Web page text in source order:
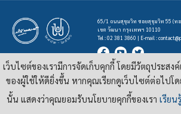
65/1 ถนนสุขุมวิท ซอยสุขุมวิท 55 (ท
เขต วัฒนา กรุงเทพฯ 10110
Tel : 02 381 3860 | E-mail :
บทความ รูปภาพ และสื่ออื่นๆ ที่มีสัญลักษณ์ของสถาบันปรีดี พนมยงค์
เผยแพร่ภายใต้สัญญาอนุญาตครีเอทีฟคอมมอนส์แบบแสดงที่มา-ไ
เว็บไซต์ของเรามีการจัดเก็บคุกกี้ โดยมีวัตถุประส
ของผู้ใช้ให้ดียิ่งขึ้น หากคุณเรียกดูเว็บไซต์ต่อไปโ
นั้น แสดงว่าคุณยอมรับนโยบายคุกกี้ของเรา เรียน